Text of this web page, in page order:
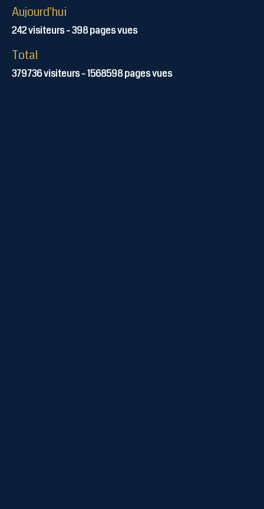
Aujourd'hui
242visiteurs -398pages vues
Total
379736visiteurs -1568598pages vues